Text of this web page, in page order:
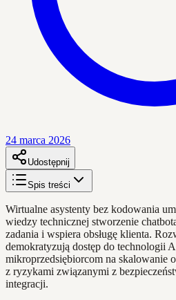
24 marca 2026
Udostępnij
Spis treści
Wirtualne asystenty bez kodowania
wiedzy technicznej stworzenie
zadania i wspiera obsługę klienta.
demokratyzują dostęp do technologii
mikroprzedsiębiorcom na skalowanie
z ryzykami związanymi z
integracji.